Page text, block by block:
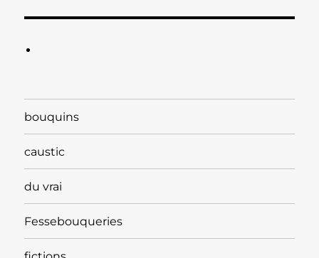
bouquins
caustic
du vrai
Fessebouqueries